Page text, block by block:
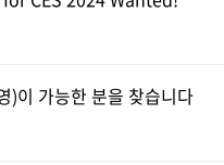
이 가능한 분을 찾습니다